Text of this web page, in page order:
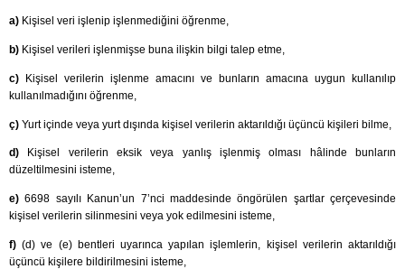
a) Kişisel veri işlenip işlenmediğini öğrenme,
b) Kişisel verileri işlenmişse buna ilişkin bilgi talep etme,
c) Kişisel verilerin işlenme amacını ve bunların amacına uygun kullanılıp
kullanılmadığını öğrenme,
ç) Yurt içinde veya yurt dışında kişisel verilerin aktarıldığı üçüncü kişileri bilme,
d) Kişisel verilerin eksik veya yanlış işlenmiş olması hâlinde bunların
düzeltilmesini isteme,
e) 6698 sayılı Kanun’un 7’nci maddesinde öngörülen şartlar çerçevesinde
kişisel verilerin silinmesini veya yok edilmesini isteme,
f) (d) ve (e) bentleri uyarınca yapılan işlemlerin, kişisel verilerin aktarıldığı
üçüncü kişilere bildirilmesini isteme,